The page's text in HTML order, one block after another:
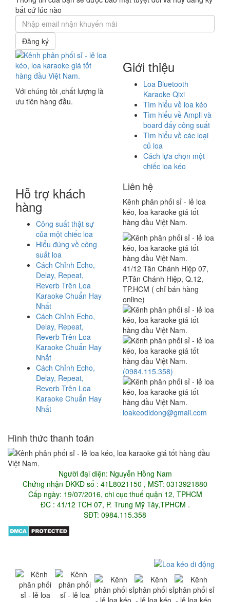
bất cứ lúc nào
Đăng ký
Với chúng tôi ,chất lượng là
ưu tiên hàng đầu.
Giới thiệu
Loa Bluetooth
Karaoke Qixi
Tìm hiểu về loa kéo
Tìm hiểu về Ampli và
board đẩy công suất
Tìm hiểu về các loại
củ loa
Cách lựa chọn một
chiếc loa kéo
Hỗ trợ khách
hàng
Công suất thật sự
của một chiếc loa
Hiểu đúng về công
suất loa
Cách Chỉnh Echo,
Delay, Repeat,
Reverb Trên Loa
Karaoke Chuẩn Hay
Nhất
Cách Chỉnh Echo,
Delay, Repeat,
Reverb Trên Loa
Karaoke Chuẩn Hay
Nhất
Cách Chỉnh Echo,
Delay, Repeat,
Reverb Trên Loa
Karaoke Chuẩn Hay
Nhất
Liên hệ
Kênh phân phối sỉ - lẻ loa
kéo, loa karaoke giá tốt
hàng đầu Việt Nam.
41/12 Tân Chánh Hiệp 07,
P.Tân Chánh Hiệp, Q.12,
TP.HCM ( chỉ bán hàng
online)
(0984.115.358)
loakeodidong@gmail.com
Hình thức thanh toán
Người đại diện: Nguyễn Hồng Nam
Chứng nhận ĐKKD số : 41L8021150 , MST: 0313921880
Cấp ngày: 19/07/2016, chi cục thuế quận 12, TPHCM
ĐC : 41/12 TCH 07, P. Trung Mỹ Tây,TPHCM .
SĐT: 0984.115.358